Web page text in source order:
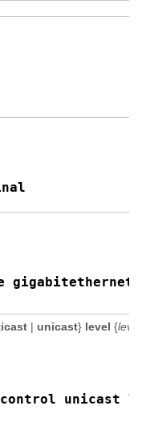
| unicast} level {level
control unicast